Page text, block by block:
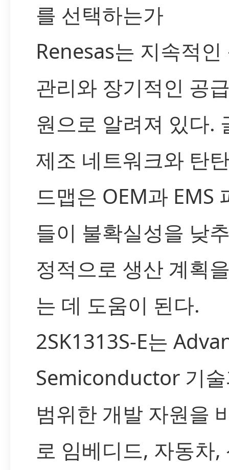
를 선택하는가
Renesas는 지속적인
관리와 장기적인 공
원으로 알려져 있다.
제조 네트워크와 탄
드맵은 OEM과 EMS
들이 불확실성을 낮
정적으로 생산 계획
는 데 도움이 된다.
2SK1313S-E는
Semiconductor 기
범위한 개발 자원을
로 임베디드, 자동차,